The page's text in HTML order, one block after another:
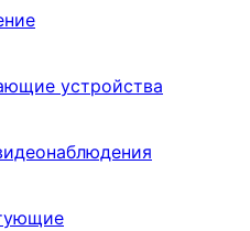
устройства